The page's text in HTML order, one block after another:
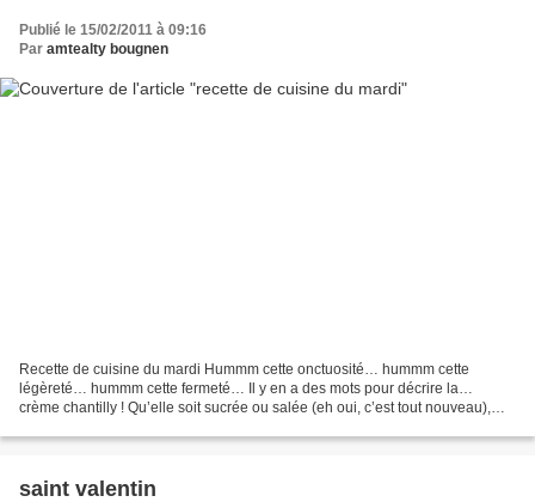
Publié le 15/02/2011 à 09:16
Par amtealty bougnen
Recette de cuisine du mardi Hummm cette onctuosité… hummm cette
légèreté… hummm cette fermeté… Il y en a des mots pour décrire la…
crème chantilly ! Qu’elle soit sucrée ou salée (eh oui, c’est tout nouveau),
saint valentin